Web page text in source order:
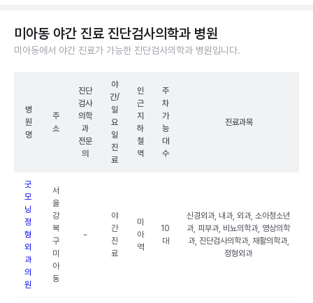
미아동 야간 진료 진단검사의학과 병원
미아동에서 야간 진료가 가능한 진단검사의학과 병원입니다.
병
원
명
주
소
진단
검사
의학
과
전문
의
야
간/
일
요
일
진
료
인
근
지
하
철
역
주
차
가
능
대
수
진료과목
굿
모
닝
정
형
외
과
의
원
서
울
강
북
구
미
아
동
-
야
간
진
료
미
아
역
10
대
신경외과, 내과, 외과, 소아청소년
과, 피부과, 비뇨의학과, 영상의학
과, 진단검사의학과, 재활의학과,
정형외과